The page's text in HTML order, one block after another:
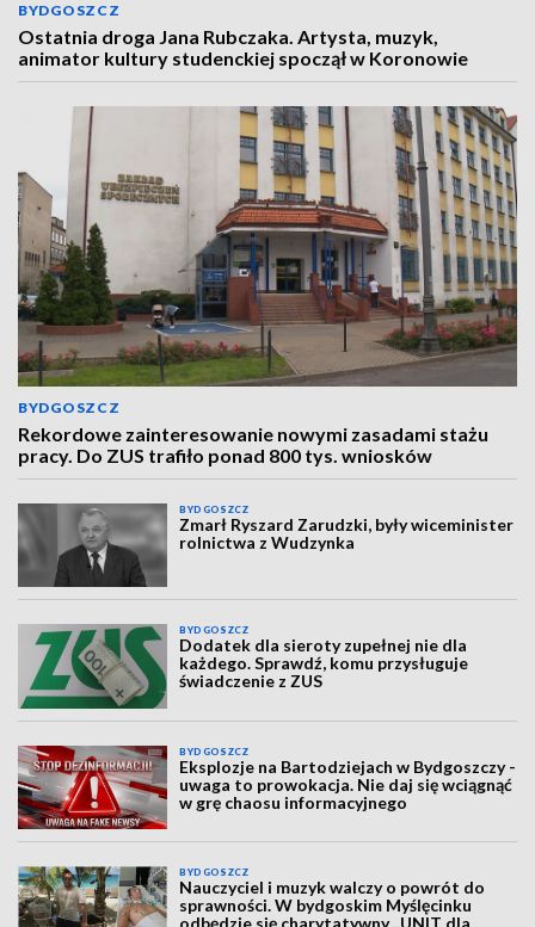
BYDGOSZCZ
Ostatnia droga Jana Rubczaka. Artysta, muzyk,
animator kultury studenckiej spoczął w Koronowie
BYDGOSZCZ
Rekordowe zainteresowanie nowymi zasadami stażu
pracy. Do ZUS trafiło ponad 800 tys. wniosków
BYDGOSZCZ
Zmarł Ryszard Zarudzki, były wiceminister
rolnictwa z Wudzynka
BYDGOSZCZ
Dodatek dla sieroty zupełnej nie dla
każdego. Sprawdź, komu przysługuje
świadczenie z ZUS
BYDGOSZCZ
Eksplozje na Bartodziejach w Bydgoszczy -
uwaga to prowokacja. Nie daj się wciągnąć
w grę chaosu informacyjnego
BYDGOSZCZ
Nauczyciel i muzyk walczy o powrót do
sprawności. W bydgoskim Myślęcinku